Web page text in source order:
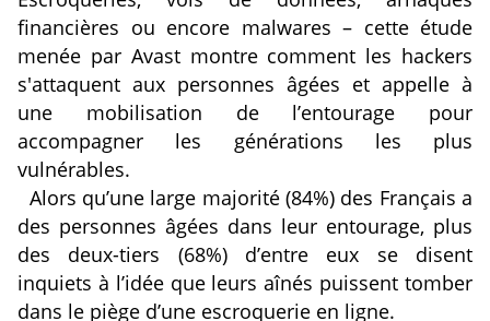
financières ou encore malwares – cette étude
menée par Avast montre comment les hackers
s'attaquent aux personnes âgées et appelle à
une mobilisation de l’entourage pour
accompagner les générations les plus
vulnérables.
Alors qu’une large majorité (84%) des Français a
des personnes âgées dans leur entourage, plus
des deux-tiers (68%) d’entre eux se disent
inquiets à l’idée que leurs aînés puissent tomber
dans le piège d’une escroquerie en ligne.